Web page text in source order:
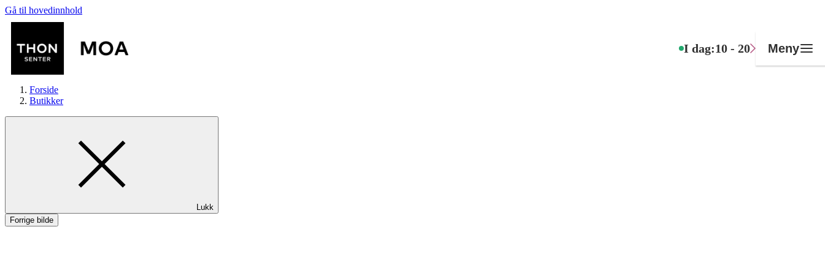
Gå til hovedinnhold
I dag:10 - 20 Meny
Butikker
Mat og drikke
Forside
Butikker
Lukk
Forrige bilde